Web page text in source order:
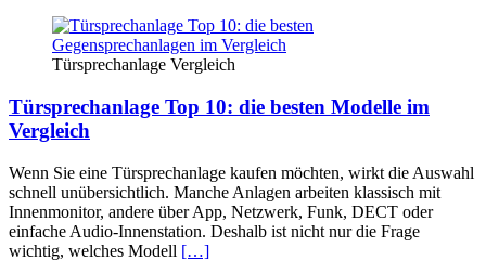
Türsprechanlage Vergleich
Türsprechanlage Top 10: die besten Modelle im
Vergleich
Wenn Sie eine Türsprechanlage kaufen möchten, wirkt die Auswahl
schnell unübersichtlich. Manche Anlagen arbeiten klassisch mit
Innenmonitor, andere über App, Netzwerk, Funk, DECT oder
einfache Audio-Innenstation. Deshalb ist nicht nur die Frage
wichtig, welches Modell […]